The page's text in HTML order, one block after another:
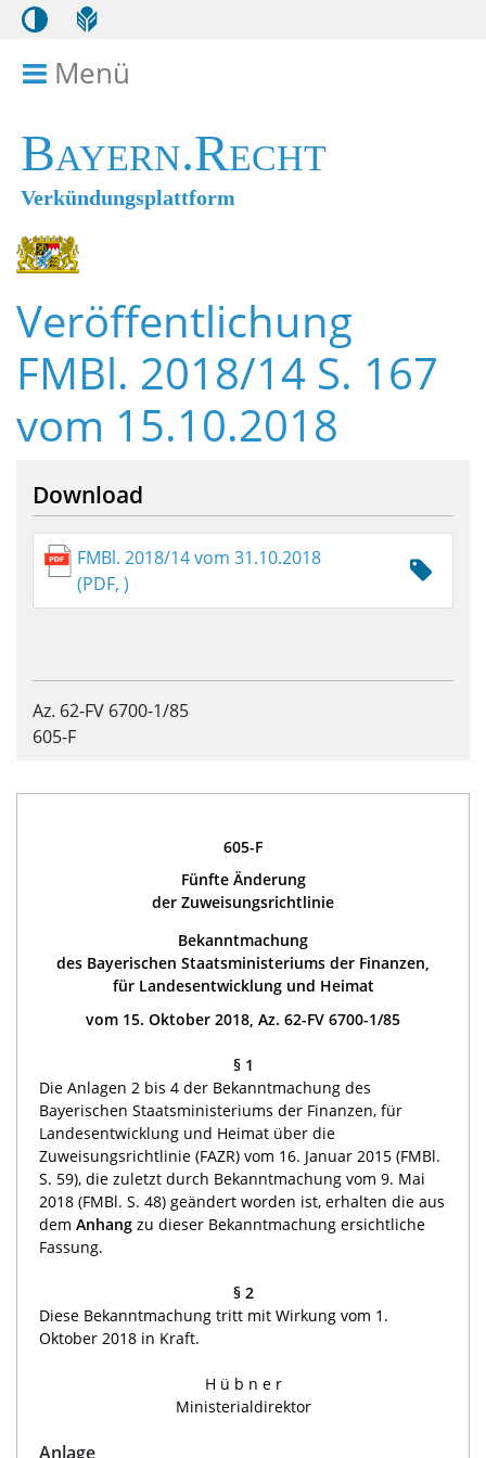
Menü
Bayern.Recht
Verkündungsplattform
Veröffentlichung
FMBl. 2018/14 S. 167
vom 15.10.2018
Download
FMBl. 2018/14 vom 31.10.2018
(PDF, )
Az. 62-FV 6700-1/85
605-F
605-F
Fünfte Änderung
der Zuweisungsrichtlinie
Bekanntmachung
des Bayerischen Staatsministeriums der Finanzen,
für Landesentwicklung und Heimat
vom 15. Oktober 2018, Az. 62-FV 6700-1/85
§ 1
Die Anlagen 2 bis 4 der Bekanntmachung des
Bayerischen Staatsministeriums der Finanzen, für
Landesentwicklung und Heimat über die
Zuweisungsrichtlinie (FAZR) vom 16. Januar 2015 (FMBl.
S. 59), die zuletzt durch Bekanntmachung vom 9. Mai
2018 (FMBl. S. 48) geändert worden ist, erhalten die aus
dem Anhang zu dieser Bekanntmachung ersichtliche
Fassung.
§ 2
Diese Bekanntmachung tritt mit Wirkung vom 1.
Oktober 2018 in Kraft.
H ü b n e r
Ministerialdirektor
Anlage